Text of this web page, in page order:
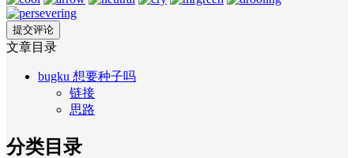
文章目录
bugku 想要种子吗
链接
思路
分类目录